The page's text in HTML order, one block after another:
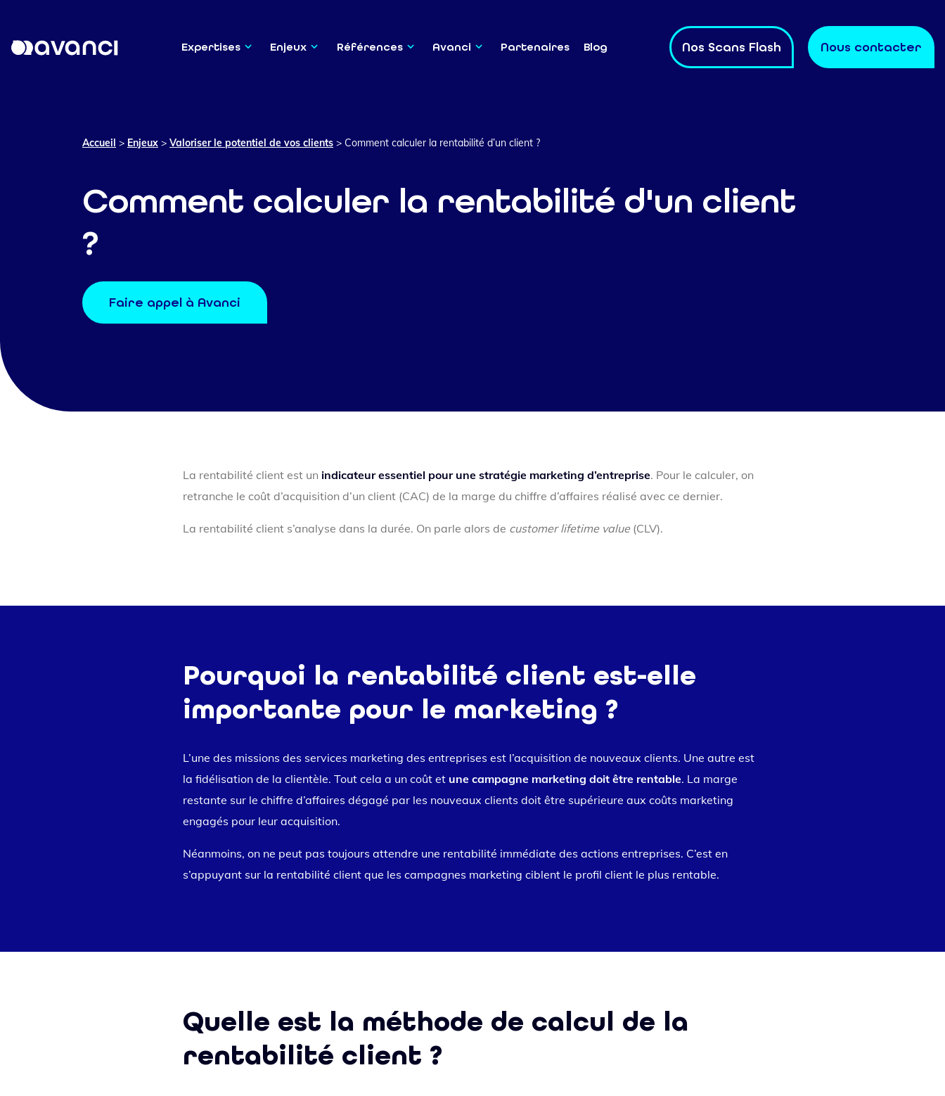
Expertises Enjeux Références Avanci Partenaires Blog Nos Scans Flash Nous contacter
Accueil > Enjeux > Valoriser le potentiel de vos clients > Comment calculer la rentabilité d’un client ?
Comment calculer la rentabilité d'un client
?
Faire appel à Avanci
La rentabilité client est un indicateur essentiel pour une stratégie marketing d’entreprise. Pour le calculer, on
retranche le coût d’acquisition d’un client (CAC) de la marge du chiffre d’affaires réalisé avec ce dernier.
La rentabilité client s’analyse dans la durée. On parle alors de customer lifetime value(CLV).
Pourquoi la rentabilité client est-elle
importante pour le marketing ?
L’une des missions des services marketing des entreprises est l’acquisition de nouveaux clients. Une autre est
la fidélisation de la clientèle. Tout cela a un coût et une campagne marketing doit être rentable. La marge
restante sur le chiffre d’affaires dégagé par les nouveaux clients doit être supérieure aux coûts marketing
engagés pour leur acquisition.
Néanmoins, on ne peut pas toujours attendre une rentabilité immédiate des actions entreprises. C’est en
s’appuyant sur la rentabilité client que les campagnes marketing ciblent le profil client le plus rentable.
Quelle est la méthode de calcul de la
rentabilité client ?